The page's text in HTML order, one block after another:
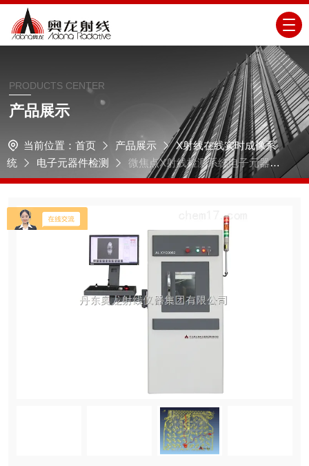
PRODUCTS CENTER
产品展示
当前位置： 首页 产品展示
X射线在线实时成像系
统
电子元器件检测
微焦点X射线检测系统电子元器件
检测